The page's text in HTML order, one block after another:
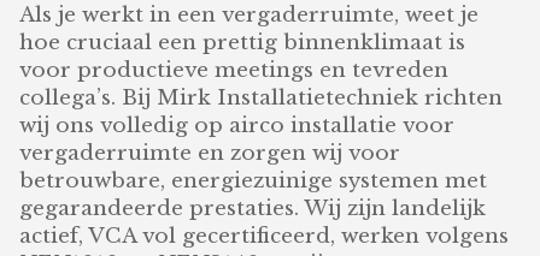
Als je werkt in een vergaderruimte, weet je
hoe cruciaal een prettig binnenklimaat is
voor productieve meetings en tevreden
collega’s. Bij Mirk Installatietechniek richten
wij ons volledig op airco installatie voor
vergaderruimte en zorgen wij voor
betrouwbare, energiezuinige systemen met
gegarandeerde prestaties. Wij zijn landelijk
actief, VCA vol gecertificeerd, werken volgens